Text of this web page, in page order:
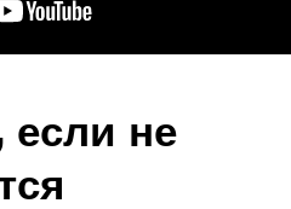
если не